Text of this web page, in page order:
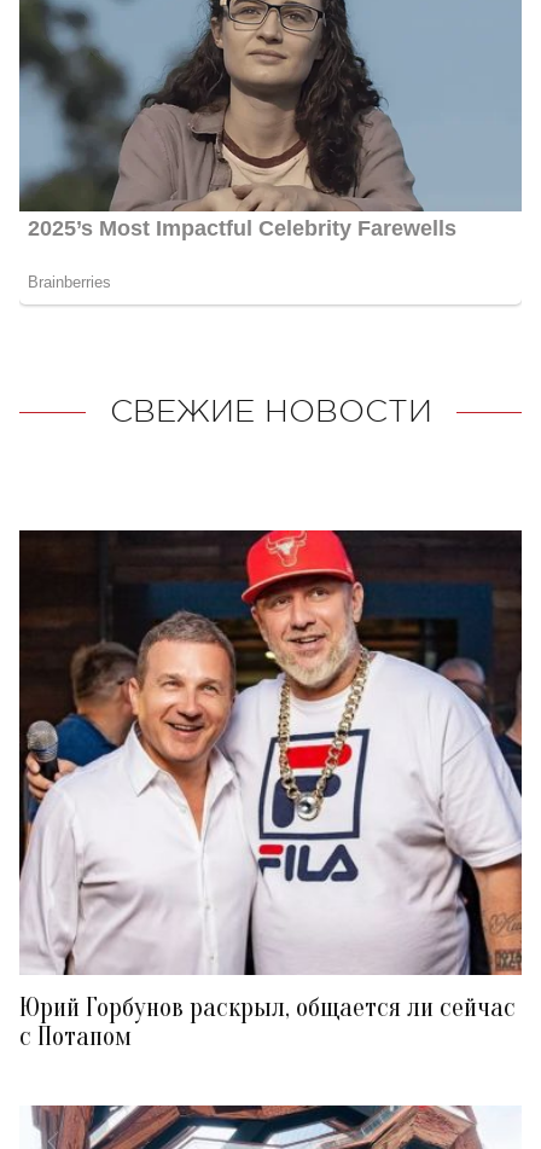
СВЕЖИЕ НОВОСТИ
Юрий Горбунов раскрыл, общается ли сейчас
с Потапом